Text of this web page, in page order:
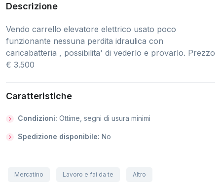
Descrizione
Vendo carrello elevatore elettrico usato poco
funzionante nessuna perdita idraulica con
caricabatteria , possibilita' di vederlo e provarlo. Prezzo
€ 3.500
Caratteristiche
Condizioni: Ottime, segni di usura minimi
Spedizione disponibile: No
Mercatino Lavoro e fai da te Altro